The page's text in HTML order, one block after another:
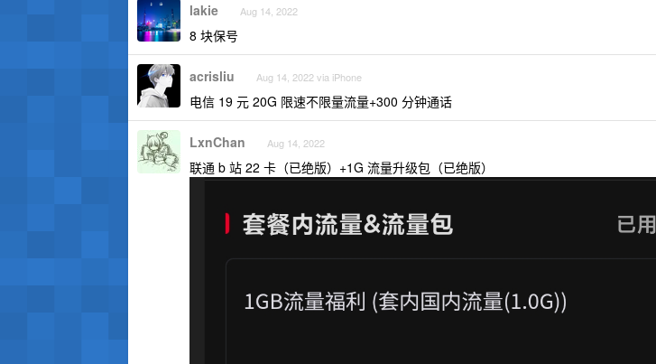
lakie Aug 14, 2022
8 块保号
acrisliu Aug 14, 2022 via iPhone
电信 19 元 20G 限速不限量流量+300 分钟通话
LxnChan Aug 14, 2022
联通 b 站 22 卡（已绝版）+1G 流量升级包（已绝版）